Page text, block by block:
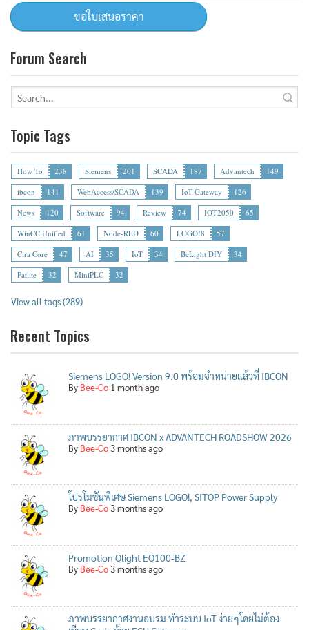
Forum Search
Topic Tags
How To 238 Siemens 201 SCADA 187 Advantech
149
ibcon
141 WebAccess/SCADA 139 IoT Gateway
126
News
120 Software 94 Review 74 IOT2050
65
WinCC Unified
61 Node-RED 60 LOGO!8
57
Cira Core
47 AI 35 IoT 34 BeLight DIY
34
Patlite
32 MiniPLC 32
View all tags (289)
Recent Topics
Siemens LOGO! Version 9.0 พร้อมจำหน่ายแล้วที่ IBCON
By Bee-Co 1 month ago
ภาพบรรยากาศ IBCON x ADVANTECH ROADSHOW 2026
By Bee-Co3 months ago
โปรโมชั่นพิเศษ Siemens LOGO!, SITOP Power Supply
By Bee-Co3 months ago
Promotion Qlight EQ100-BZ
By Bee-Co3 months ago
ภาพบรรยากาศงานอบรม ทำระบบ IoT ง่ายๆโดยไม่ต้อง